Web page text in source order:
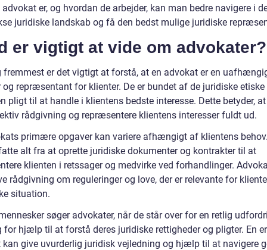
er, og hvordan de arbejder, kan man bedre navigere i
juridiske landskab og få den bedst mulige juridiske
er vigtigt at vide om advokater?
fremmest er det vigtigt at forstå, at en advokat er en
og repræsentant for klienter. De er bundet af de juridiske etiske
pligt til at handle i klientens bedste interesse. Dette betyder,
rådgivning og repræsentere klientens interesser fuldt ud.
primære opgaver kan variere afhængigt af klientens
alt fra at oprette juridiske dokumenter og kontrakter til at
klienten i retssager og medvirke ved forhandlinger.
rådgivning om reguleringer og love, der er relevante for
situation.
søger advokater, når de står over for en retlig
for hjælp til at forstå deres juridiske rettigheder og pligter. En
kan give uvurderlig juridisk vejledning og hjælp til at navigere